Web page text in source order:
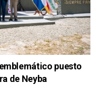
puesto
de Neyba